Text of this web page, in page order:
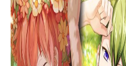
ミュージック
グッズ・本
ギャラリー
イベント・キャンペーン
ミュージック
グッズ・本